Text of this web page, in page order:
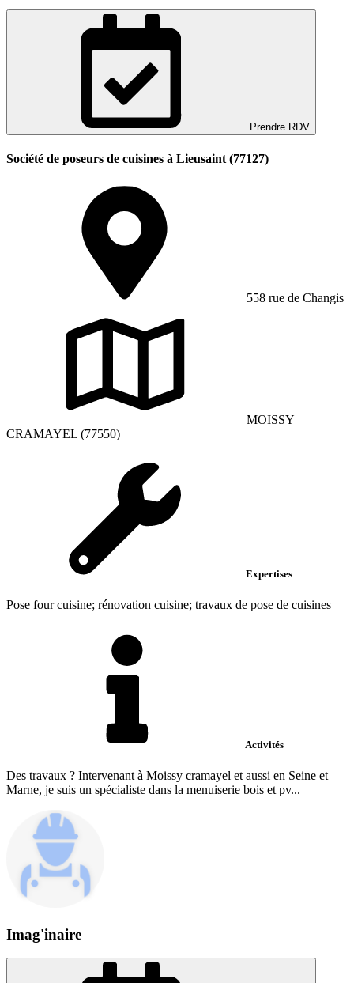
Prendre RDV
Société de poseurs de cuisines à Lieusaint (77127)
558 rue de Changis
MOISSY
CRAMAYEL (77550)
Expertises
Pose four cuisine; rénovation cuisine; travaux de pose de cuisines
Activités
Des travaux ? Intervenant à Moissy cramayel et aussi en Seine et
Marne, je suis un spécialiste dans la menuiserie bois et pv...
Imag'inaire